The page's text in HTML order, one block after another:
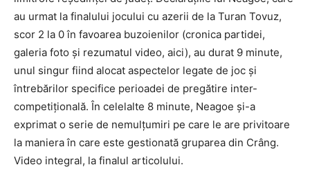
au urmat la finalului jocului cu azerii de la Turan Tovuz,
scor 2 la 0 în favoarea buzoienilor (cronica partidei,
galeria foto și rezumatul video, aici), au durat 9 minute,
unul singur fiind alocat aspectelor legate de joc și
întrebărilor specifice perioadei de pregătire inter-
competițională. În celelalte 8 minute, Neagoe și-a
exprimat o serie de nemulțumiri pe care le are privitoare
la maniera în care este gestionată gruparea din Crâng.
Video integral, la finalul articolului.